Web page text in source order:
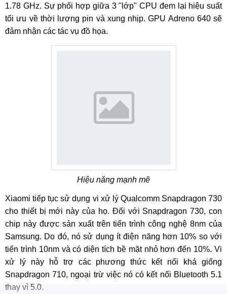
1.78 GHz. Sự phối hợp giữa 3 "lớp" CPU đem lại hiệu suất
tối ưu về thời lượng pin và xung nhịp. GPU Adreno 640 sẽ
đảm nhận các tác vụ đồ họa.
Hiệu năng mạnh mẽ
Xiaomi tiếp tục sử dụng vi xử lý Qualcomm Snapdragon 730
cho thiết bị mới này của họ. Đối với Snapdragon 730, con
chip này được sản xuất trên tiến trình công nghệ 8nm của
Samsung. Do đó, nó sử dụng ít điện năng hơn 10% so với
tiến trình 10nm và có diện tích bề mặt nhỏ hơn đến 10%. Vi
xử lý này hỗ trợ các phương thức kết nối khá giống
Snapdragon 710, ngoại trừ việc nó có kết nối Bluetooth 5.1
thay vì 5.0.